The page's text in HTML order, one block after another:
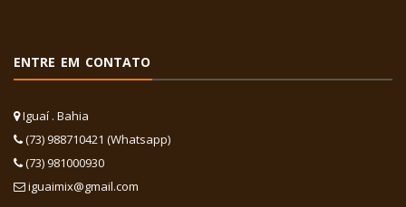
ENTRE EM CONTATO
Iguaí . Bahia
(73) 988710421 (Whatsapp)
(73) 981000930
iguaimix@gmail.com